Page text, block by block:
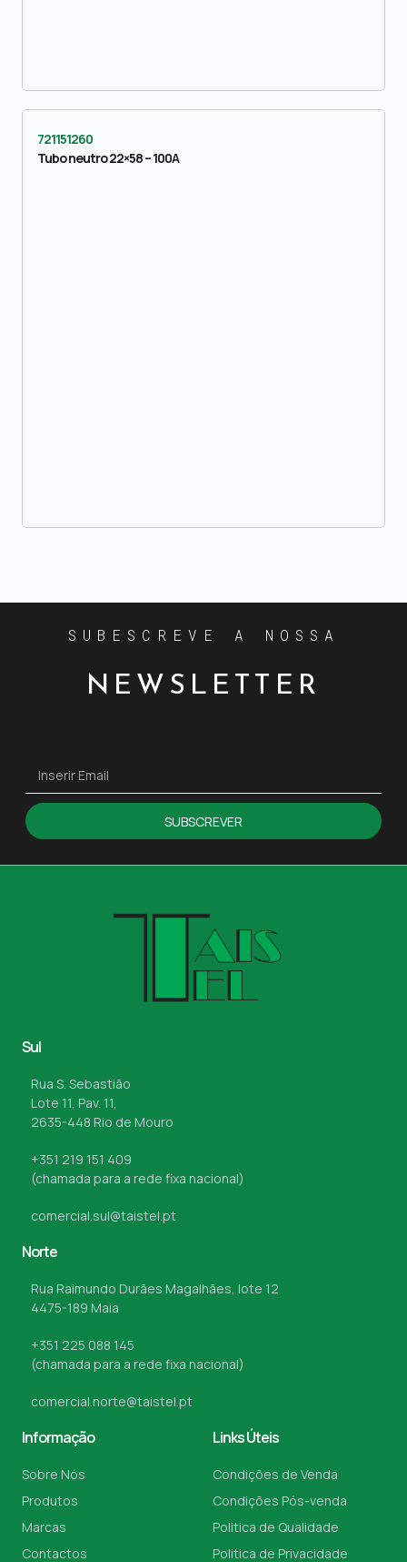
721151260
Tubo neutro 22×58 – 100A
SUBESCREVE A NOSSA
NEWSLETTER
SUBSCREVER
Sul
Rua S. Sebastião
Lote 11, Pav. 11,
2635-448 Rio de Mouro
+351 219 151 409
(chamada para a rede fixa nacional)
comercial.sul@taistel.pt
Norte
Rua Raimundo Durães Magalhães, lote 12
4475-189 Maia
+351 225 088 145
(chamada para a rede fixa nacional)
comercial.norte@taistel.pt
Informação
Sobre Nós
Produtos
Marcas
Contactos
Links Úteis
Condições de Venda
Condições Pós-venda
Politica de Qualidade
Politica de Privacidade